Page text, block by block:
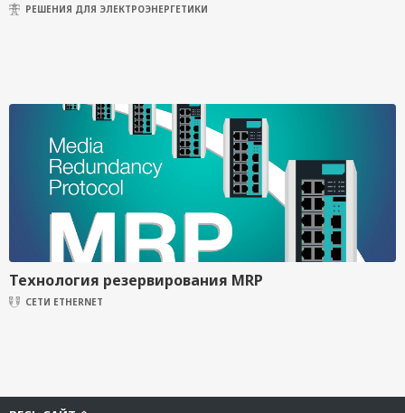
РЕШЕНИЯ ДЛЯ ЭЛЕКТРОЭНЕРГЕТИКИ
Технология резервирования MRP
СЕТИ ETHERNET